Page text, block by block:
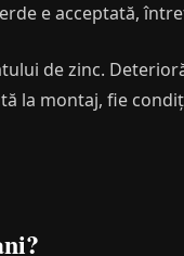
e acceptată,
de zinc.
la montaj, fie